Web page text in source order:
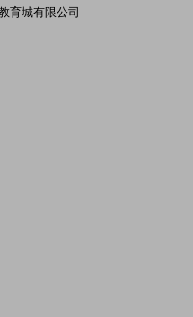
育城有限公司